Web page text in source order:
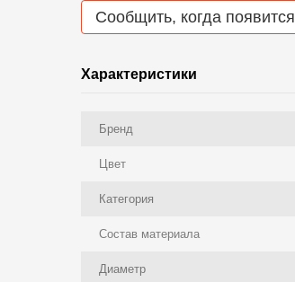
Сообщить, когда появится
Характеристики
Бренд
Цвет
Категория
Состав материала
Диаметр